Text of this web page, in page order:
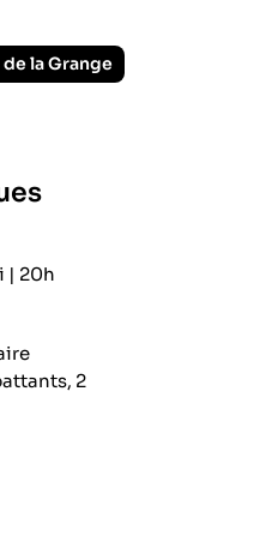
la Grange
| 20h
2